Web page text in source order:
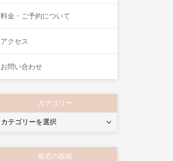
料金・ご予約について
アクセス
お問い合わせ
カテゴリー
最近の投稿